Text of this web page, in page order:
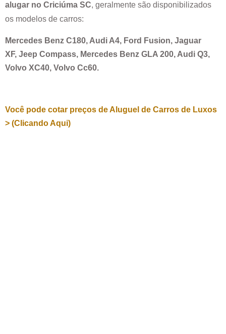
alugar no Criciúma SC, geralmente são disponibilizados
os modelos de carros:
Mercedes Benz C180, Audi A4, Ford Fusion, Jaguar
XF, Jeep Compass, Mercedes Benz GLA 200, Audi Q3,
Volvo XC40, Volvo Cc60.
Você pode cotar preços de Aluguel de Carros de Luxos
> (Clicando Aqui)